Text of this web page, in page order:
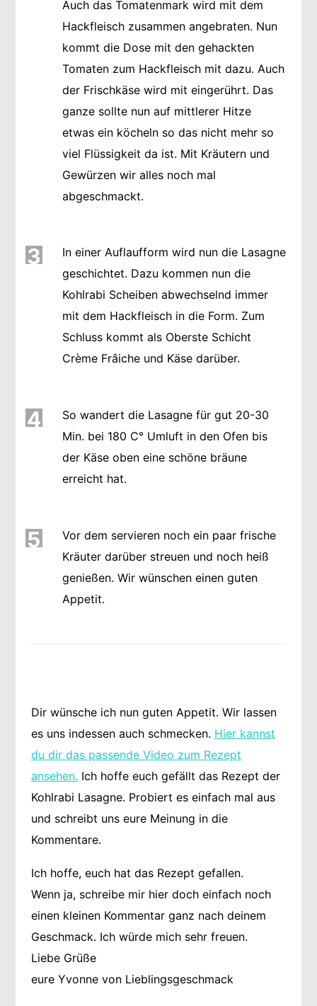
Auch das Tomatenmark wird mit dem
Hackfleisch zusammen angebraten. Nun
kommt die Dose mit den gehackten
Tomaten zum Hackfleisch mit dazu. Auch
der Frischkäse wird mit eingerührt. Das
ganze sollte nun auf mittlerer Hitze
etwas ein köcheln so das nicht mehr so
viel Flüssigkeit da ist. Mit Kräutern und
Gewürzen wir alles noch mal
abgeschmackt.
3
In einer Auflaufform wird nun die Lasagne
geschichtet. Dazu kommen nun die
Kohlrabi Scheiben abwechselnd immer
mit dem Hackfleisch in die Form. Zum
Schluss kommt als Oberste Schicht
Crème Frâiche und Käse darüber.
4
So wandert die Lasagne für gut 20-30
Min. bei 180 C° Umluft in den Ofen bis
der Käse oben eine schöne bräune
erreicht hat.
5
Vor dem servieren noch ein paar frische
Kräuter darüber streuen und noch heiß
genießen. Wir wünschen einen guten
Appetit.
Dir wünsche ich nun guten Appetit. Wir lassen
es uns indessen auch schmecken. Hier kannst
du dir das passende Video zum Rezept
ansehen. Ich hoffe euch gefällt das Rezept der
Kohlrabi Lasagne. Probiert es einfach mal aus
und schreibt uns eure Meinung in die
Kommentare.
Ich hoffe, euch hat das Rezept gefallen.
Wenn ja, schreibe mir hier doch einfach noch
einen kleinen Kommentar ganz nach deinem
Geschmack. Ich würde mich sehr freuen.
Liebe Grüße
eure Yvonne von Lieblingsgeschmack